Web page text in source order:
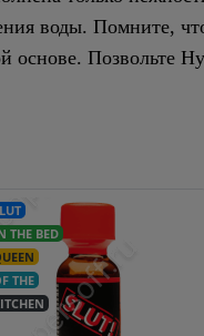
воды. Помните,
основе. Позвольте
THE BED
THE